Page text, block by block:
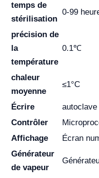
temps de
stérilisation
0-99
précision de
la
température
0.1℃
chaleur
moyenne
≤1°C
Écrire
Contrôler
Affichage
Écran
Générateur
de vapeur